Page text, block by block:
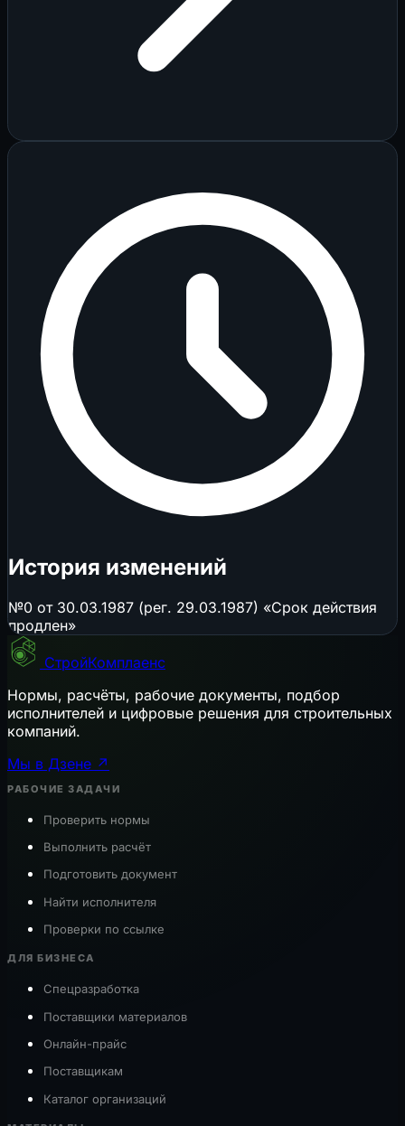
История изменений
№0 от 30.03.1987 (рег. 29.03.1987) «Срок действия
продлен»
СтройКомплаенс
Нормы, расчёты, рабочие документы, подбор
исполнителей и цифровые решения для строительных
компаний.
Мы в Дзене ↗
РАБОЧИЕ ЗАДАЧИ
Проверить нормы
Выполнить расчёт
Подготовить документ
Найти исполнителя
Проверки по ссылке
ДЛЯ БИЗНЕСА
Спецразработка
Поставщики материалов
Онлайн-прайс
Поставщикам
Каталог организаций